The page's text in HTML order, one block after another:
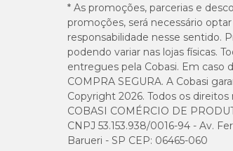
* As promoções, parcerias e
promoções, será necessário
responsabilidade nesse sentido.
podendo variar nas lojas físicas.
entregues pela Cobasi. Em caso
COMPRA SEGURA. A Cobasi
Copyright 2026. Todos os direitos
COBASI COMÉRCIO DE
CNPJ 53.153.938/0016-94 - Av.
Barueri - SP CEP: 06465-060